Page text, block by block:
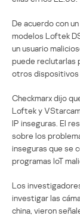
De acuerdo con
modelos Loftek
un usuario
puede reclutarlas
otros dispositivos
Checkmarx dijo
Loftek y
IP inseguras. El
sobre los
inseguras que se
programas IoT
Los
investigar las
china, vieron